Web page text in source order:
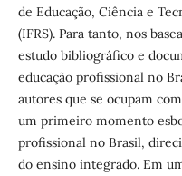
de Educação, Ciência e
(IFRS). Para tanto, nos
estudo bibliográfico e
educação profissional no
autores que se ocupam
um primeiro momento
profissional no Brasil,
do ensino integrado. Em